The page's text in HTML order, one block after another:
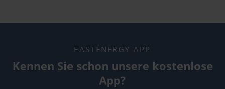
FASTENERGY APP
Kennen Sie schon unsere kostenlose
App?